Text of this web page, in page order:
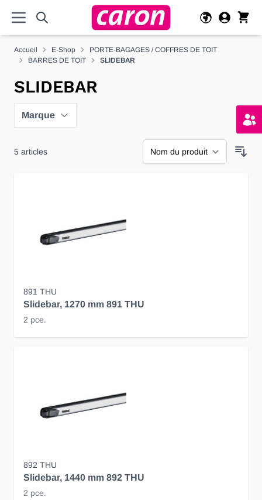
Accueil E-Shop
PORTE-BAGAGES / COFFRES DE TOIT
BARRES DE TOIT
SLIDEBAR
SLIDEBAR
Marque
5 articles
891 THU
Slidebar, 1270 mm 891 THU
2 pce.
892 THU
Slidebar, 1440 mm 892 THU
2 pce.